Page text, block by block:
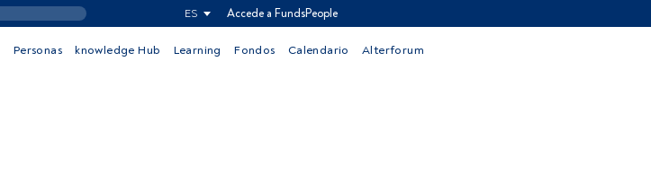
ES Accede a FundsPeople
Personas knowledge Hub Learning Fondos Calendario Alterforum